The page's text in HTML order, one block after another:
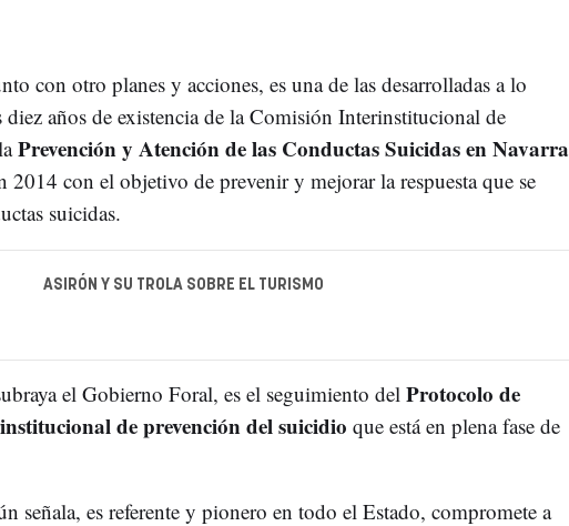
con otro planes y acciones, es una de las desarrolladas a lo
años de existencia de la Comisión Interinstitucional de
Prevención y Atención de las Conductas Suicidas en Navarra
2014 con el objetivo de prevenir y mejorar la respuesta que se
suicidas.
ASIRÓN Y SU TROLA SOBRE EL TURISMO
el Gobierno Foral, es el seguimiento del Protocolo de
de prevención del suicidio que está en plena fase de
señala, es referente y pionero en todo el Estado, compromete a